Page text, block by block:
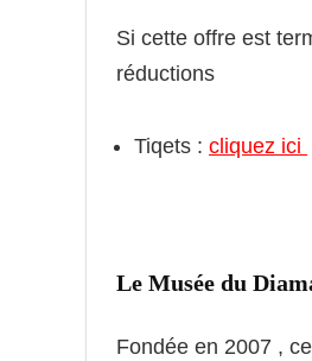
Si cette offre est
réductions
Tiqets : cliquez ici
Le Musée du
Fondée en 2007 ,